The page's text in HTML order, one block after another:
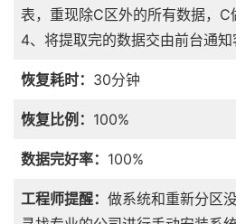
表，重现除C区外的所有数据，C
4、将提取完的数据交由前台通
恢复耗时： 30分钟
恢复比例： 100%
数据完好率： 100%
工程师提醒： 做系统和重新分区